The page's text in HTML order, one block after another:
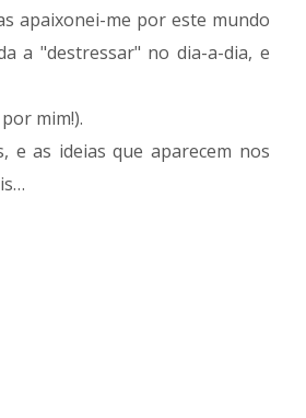
apaixonei-me por este mundo
a "destressar" no dia-a-dia, e
mim!).
e as ideias que aparecem nos